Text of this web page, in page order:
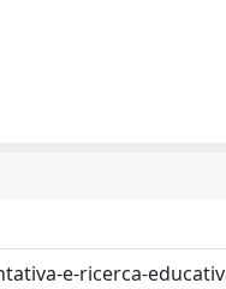
e-ricerca-